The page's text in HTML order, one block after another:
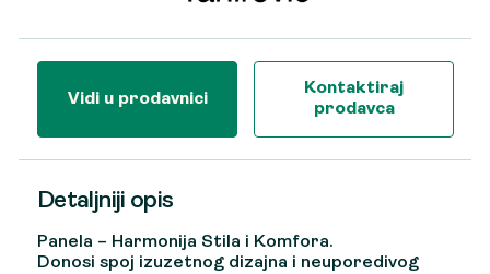
Vidi u prodavnici
Kontaktiraj
prodavca
Detaljniji opis
Panela – Harmonija Stila i Komfora.
Donosi spoj izuzetnog dizajna i neuporedivog